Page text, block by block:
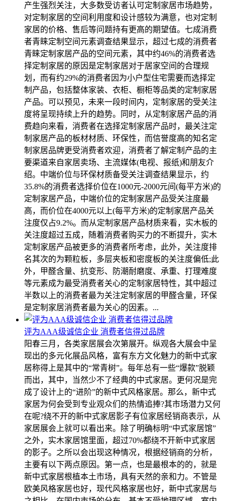
产生强烈关注，大多数受访者认可定制家居市场趋势，
对定制家居的空间利用度和设计感较为满意，也对定制
家居的价格、售后等问题持有更高的期望值。七成消费
者青睐定制空间元素调查结果显示，超过七成的消费者
青睐定制家居产品的空间元素，其中约46%的消费者选
择定制家居的原因是定制家居对于居家空间的合理规
划，而有约29%的消费者因为小户型住宅需要而选择定
制产品，包括整体家装、衣柜、橱柜等品类的定制家居
产品。可以预见，未来一段时间内，定制家居的受关注
度将呈现持续上升的趋势。同时，从定制家居产品的消
费趋向来看，消费者在选择定制家居产品时，最关注定
制家居产品的板材材质、环保性，而信誉度高的知名定
制家居品牌更受消费者欢迎，消费者了解定制产品的主
要渠道来自家居卖场、主流媒体(电视、报纸)和朋友介
绍。中端价位与环保材质备受关注调查结果显示，约
35.8%的消费者选择价位在1000元-2000元间(每平方米)的
定制家居产品，中端价位的定制家居产品受关注度最
高，而价位在4000元以上(每平方米)的定制家居产品关
注度仅占9.2%。而从定制家居产品材质来看，实木板的
关注度超过五成，随着消费者购买力的不断提升，实木
定制家居产品被更多的消费者所考虑，此外，关注度排
名其次的为颗粒板，多层夹板和密度板的关注度偏低;此
外，甲醛含量、抗变形、防潮耐磨度、承重、打理难度
等元素成为最受消费者关心的定制家居特性，其中超过
半数以上的消费者最为关注定制家居的甲醛含量，环保
是定制家居消费者最为关心的因素。...
评为AAA级诚信企业 消费者信得过品牌
阳春三月，各类家居展会次第展开。纵观各大展会中呈
现出的多元化展品风格，富有东方文化魅力的新中式家
居称得上是其中的“常青树”。每年总有一些“爆款”脱颖
而出，其中，当然少不了经典的中式家居。更何况是完
成了设计上的“进阶”的新中式风格家居。那么，新中式
家居为何会受到专业观众们的热情追捧?其市场潜力又何
在呢?绕不开的新中式家居影子有位家居经销商表示，从
家居展会上就可以看出来。除了明确标明“中式家居馆”
之外，实木家居馆里面，超过70%都绕不开新中式家居
的影子。之所以会出现这种情况，根据经销商的分析，
主要有以下两点原因。第一点，也是最根本的的，就是
新中式家居根植本土市场，具有天然的亲和力。不管是
欧美风格家居也好，现代风格家居也好，新中式家居与